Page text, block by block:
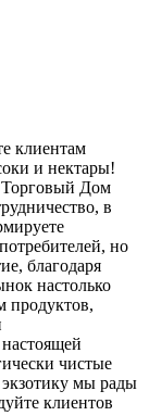
клиентам
и нектары!
Торговый Дом
в
но
благодаря
настолько
продуктов,
чистые
мы рады
клиентов